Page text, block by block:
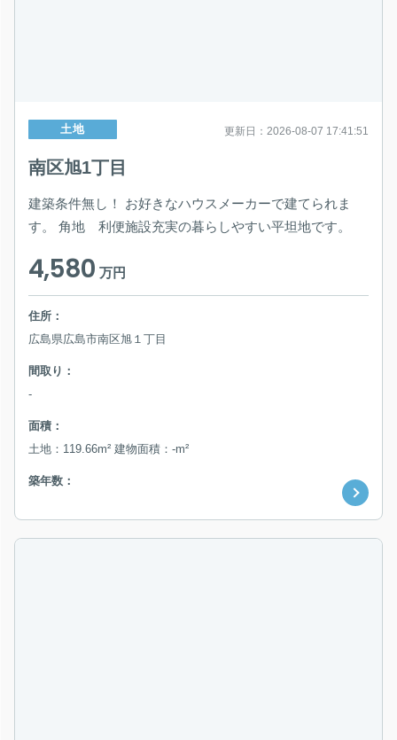
土地 更新日：2026-08-07 17:41:51
南区旭1丁目
建築条件無し！ お好きなハウスメーカーで建てられま
す。 角地 利便施設充実の暮らしやすい平坦地です。
4,580万円
住所：
広島県広島市南区旭１丁目
間取り：
-
面積：
土地：119.66m² 建物面積：-m²
築年数：